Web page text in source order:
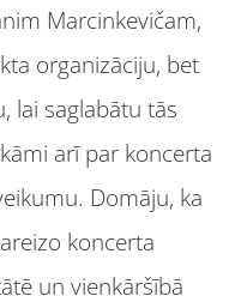
Marcinkevičam,
organizāciju, bet
lai saglabātu tās
arī par koncerta
Domāju, ka
koncerta
un vienkāršībā